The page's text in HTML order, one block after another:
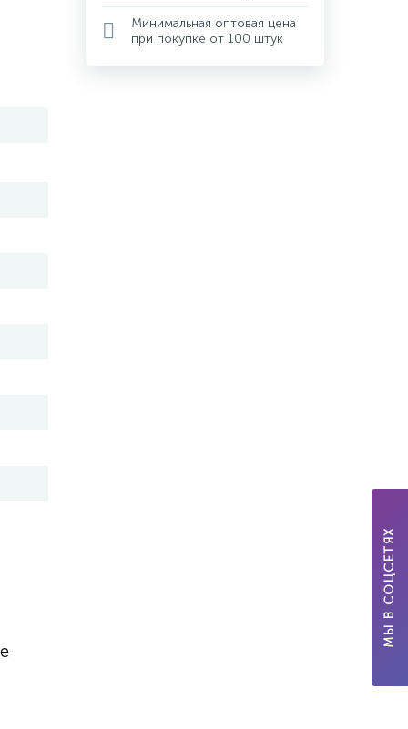
Минимальная оптовая цена
при покупке от 100 штук
МЫ В СОЦСЕТЯХ